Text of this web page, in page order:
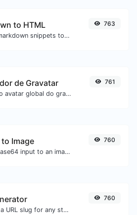
to HTML
Convert markdown snippets to raw HTML code.
763
de Gravatar
Obtenha o avatar global do gravatar.com para qualquer email.
761
Image
Decode Base64 input to an image.
760
Generate a URL slug for any string input.
760